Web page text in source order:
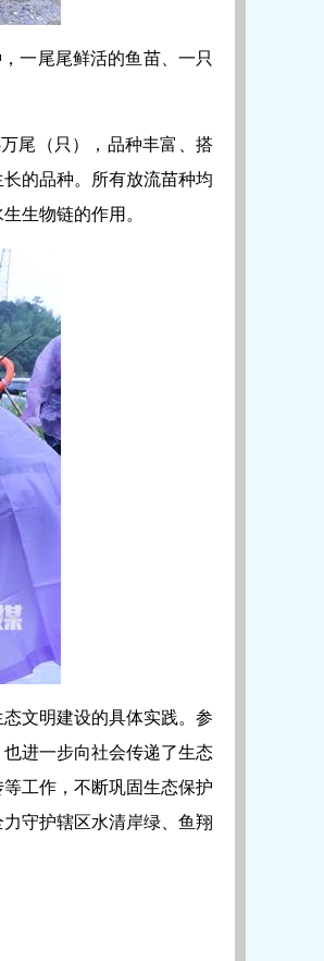
一尾尾鲜活的鱼苗、一只
尾（只），品种丰富、搭
的品种。所有放流苗种均
生物链的作用。
文明建设的具体实践。参
进一步向社会传递了生态
工作，不断巩固生态保护
守护辖区水清岸绿、鱼翔